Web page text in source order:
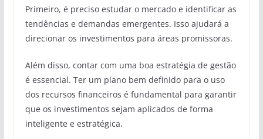
Primeiro, é preciso estudar o mercado e identificar as
tendências e demandas emergentes. Isso ajudará a
direcionar os investimentos para áreas promissoras.
Além disso, contar com uma boa estratégia de gestão
é essencial. Ter um plano bem definido para o uso
dos recursos financeiros é fundamental para garantir
que os investimentos sejam aplicados de forma
inteligente e estratégica.